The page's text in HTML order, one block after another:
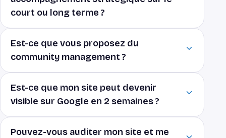
court ou long terme ?
Est-ce que vous proposez du
community management ?
Est-ce que mon site peut devenir
visible sur Google en 2 semaines ?
Pouvez-vous auditer mon site et me